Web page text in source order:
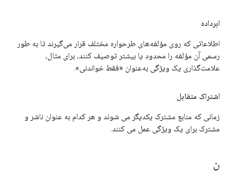
ابرداده
اطلاعاتی که روی مؤلفه‌های طرحواره مختلف قرار می‌گیرند تا به طور
رسمی آن مؤلفه را محدود یا بیشتر توصیف کنند، برای مثال،
علامت‌گذاری یک ویژگی به‌عنوان «فقط خواندنی».
اشتراک متقابل
زمانی که منابع مشترک یکدیگر می شوند و هر کدام به عنوان ناشر و
مشترک برای یک ویژگی عمل می کنند.
ن